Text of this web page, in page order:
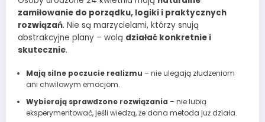
zamiłowanie do porządku, logiki i praktycznych
rozwiązań. Nie są marzycielami, którzy snują
abstrakcyjne plany – wolą działać konkretnie i
skutecznie.
Mają silne poczucie realizmu – nie ulegają złudzeniom
ani chwilowym emocjom.
Wybierają sprawdzone rozwiązania – nie lubią
eksperymentować, jeśli wiedzą, że dana metoda już działa.